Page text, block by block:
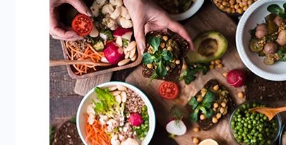
E
UNIVERSIDADE
DE
NOTTINGHAM
ASSINAM
PARCERIA
EM
PROJETOS